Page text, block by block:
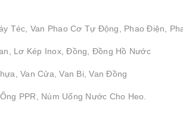
Téc, Van Phao Cơ Tự Động, Phao Điện,
Lơ Kép Inox, Đồng, Đồng Hồ Nước
Van Cửa, Van Bi, Van Đồng
PPR, Núm Uống Nước Cho Heo.